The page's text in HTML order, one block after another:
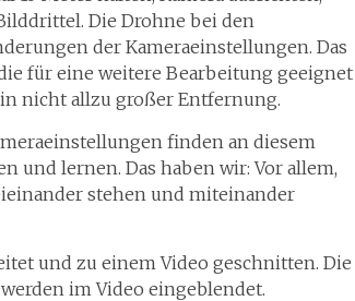
Die Drohne bei den
der Kameraeinstellungen. Das
für eine weitere Bearbeitung geeignet
nicht allzu großer Entfernung.
finden an diesem
und lernen. Das haben wir: Vor allem,
stehen und miteinander
und zu einem Video geschnitten. Die
im Video eingeblendet.